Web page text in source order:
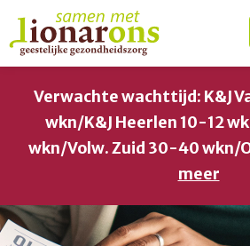
Verwachte wachttijd: K&J
wkn/K&J Heerlen 10-12
wkn/Volw. Zuid 30-40 wkn/
meer